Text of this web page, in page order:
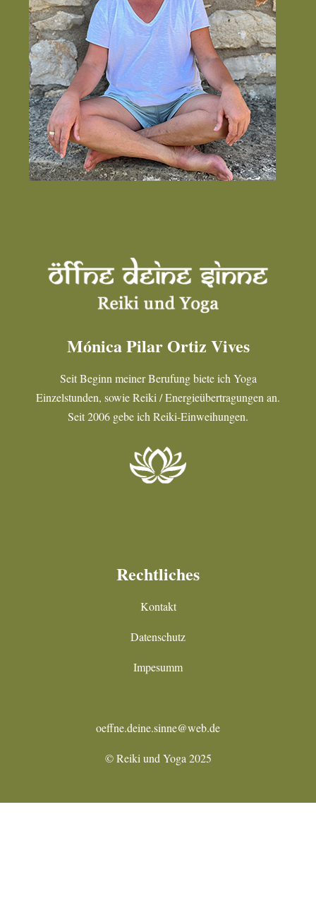
Mónica Pilar Ortiz Vives
Seit Beginn meiner Berufung biete ich Yoga
Einzelstunden, sowie Reiki / Energieübertragungen an.
Seit 2006 gebe ich Reiki-Einweihungen.
Rechtliches
Kontakt
Datenschutz
Impesumm
oeffne.deine.sinne@web.de
© Reiki und Yoga 2025